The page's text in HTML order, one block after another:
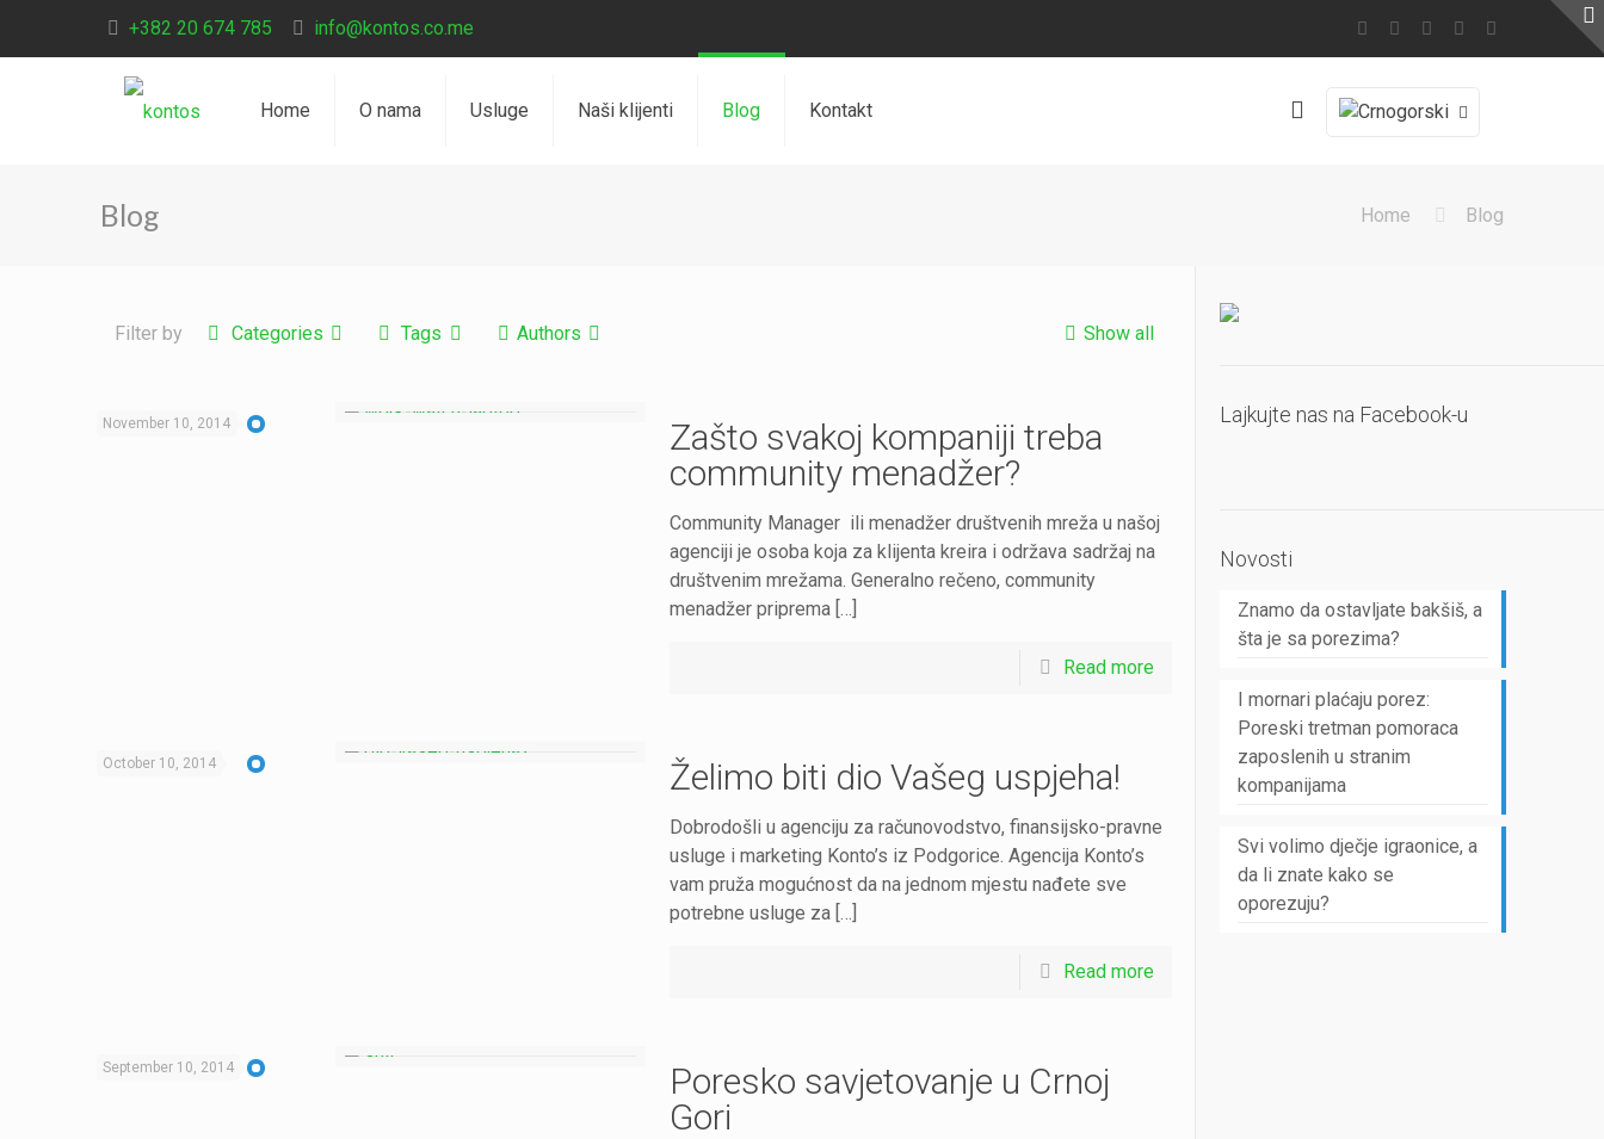
+382 20 674 785 info@kontos.co.me
Home O nama Usluge Naši klijenti Blog Kontakt
Blog Home Blog
Filter by Categories Tags Authors Show all
November 10, 2014
Zašto svakoj kompaniji treba
community menadžer?
Community Manager ili menadžer društvenih mreža u našoj
agenciji je osoba koja za klijenta kreira i održava sadržaj na
društvenim mrežama. Generalno rečeno, community
menadžer priprema […]
Read more
October 10, 2014 Želimo biti dio Vašeg uspjeha!
Dobrodošli u agenciju za računovodstvo, finansijsko-pravne
usluge i marketing Konto’s iz Podgorice. Agencija Konto’s
vam pruža mogućnost da na jednom mjestu nađete sve
potrebne usluge za […]
Read more
September 10, 2014
Poresko savjetovanje u Crnoj
Gori
Lajkujte nas na Facebook-u
Novosti
Znamo da ostavljate bakšiš, a
šta je sa porezima?
I mornari plaćaju porez:
Poreski tretman pomoraca
zaposlenih u stranim
kompanijama
Svi volimo dječje igraonice, a
da li znate kako se
oporezuju?